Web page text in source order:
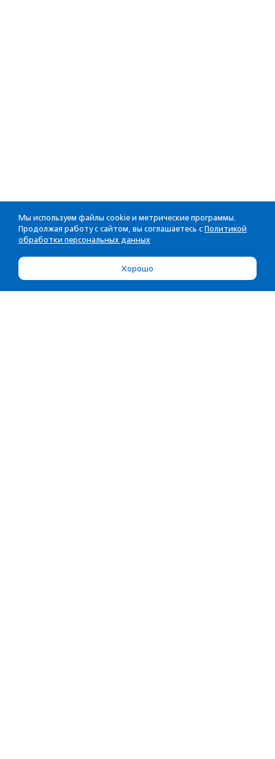
Мы используем файлы cookie и метрические программы.
Продолжая работу с сайтом, вы соглашаетесь с Политикой
обработки персональных данных
Хорошо